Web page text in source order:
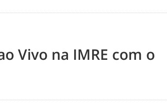
Vivo na IMRE com o